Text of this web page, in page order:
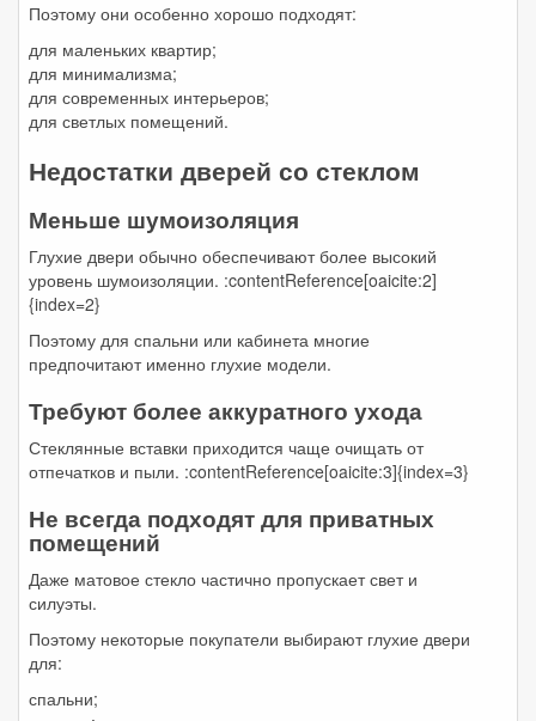
Поэтому они особенно хорошо подходят:
для маленьких квартир;
для минимализма;
для современных интерьеров;
для светлых помещений.
Недостатки дверей со стеклом
Меньше шумоизоляция
Глухие двери обычно обеспечивают более высокий
уровень шумоизоляции. :contentReference[oaicite:2]
{index=2}
Поэтому для спальни или кабинета многие
предпочитают именно глухие модели.
Требуют более аккуратного ухода
Стеклянные вставки приходится чаще очищать от
отпечатков и пыли. :contentReference[oaicite:3]{index=3}
Не всегда подходят для приватных
помещений
Даже матовое стекло частично пропускает свет и
силуэты.
Поэтому некоторые покупатели выбирают глухие двери
для:
спальни;